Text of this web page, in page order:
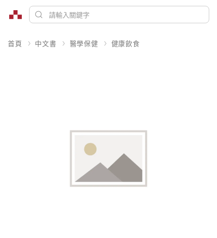
首頁 中文書 醫學保健 健康飲食